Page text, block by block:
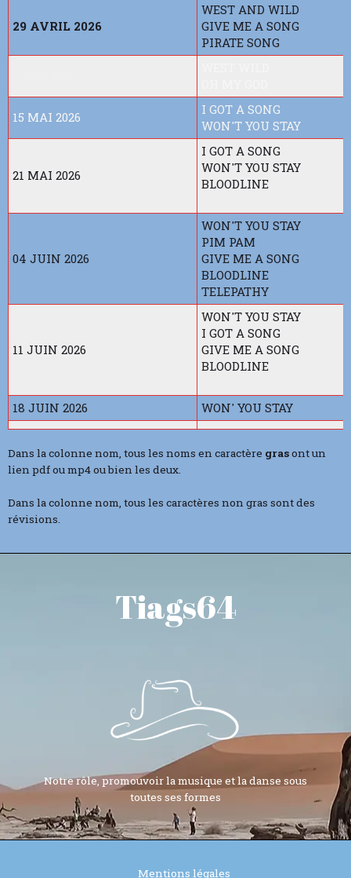
29 AVRIL 2026
WEST AND WILD
GIVE ME A SONG
PIRATE SONG
15 MAI 2026
I GOT A SONG
WON'T YOU STAY
21 MAI 2026
I GOT A SONG
WON'T YOU STAY
BLOODLINE
04 JUIN 2026
WON'T YOU STAY
PIM PAM
GIVE ME A SONG
BLOODLINE
TELEPATHY
11 JUIN 2026
WON'T YOU STAY
I GOT A SONG
GIVE ME A SONG
BLOODLINE
18 JUIN 2026 WON' YOU STAY
Dans la colonne nom, tous les noms en caractère grasont un
lien pdf ou mp4 ou bien les deux.
Dans la colonne nom, tous les caractères non gras sont des
révisions.
Tiags64
Notre rôle, promouvoir la musique et la danse sous
toutes ses formes
Mentions légales